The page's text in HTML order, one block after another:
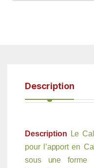
Description
Description Le
pour l’apport en
sous une forme